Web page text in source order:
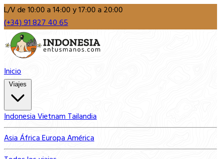
L/V de 10:00 a 14:00 y 17:00 a 20:00
(+34) 91 827 40 65
Inicio
IndonesiaVietnamTailandia
AsiaÁfricaEuropaAmérica